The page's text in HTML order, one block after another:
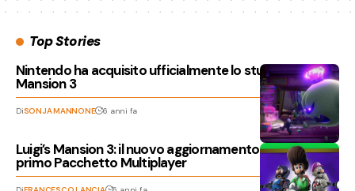
Top Stories
Nintendo ha acquisito ufficialmente lo studio di Luigi’s
Mansion 3
DiSONJA MANNONE 6 anni fa
Luigi’s Mansion 3: il nuovo aggiornamento introduce il
primo Pacchetto Multiplayer